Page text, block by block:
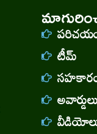
టీమ్
అవార్డులు